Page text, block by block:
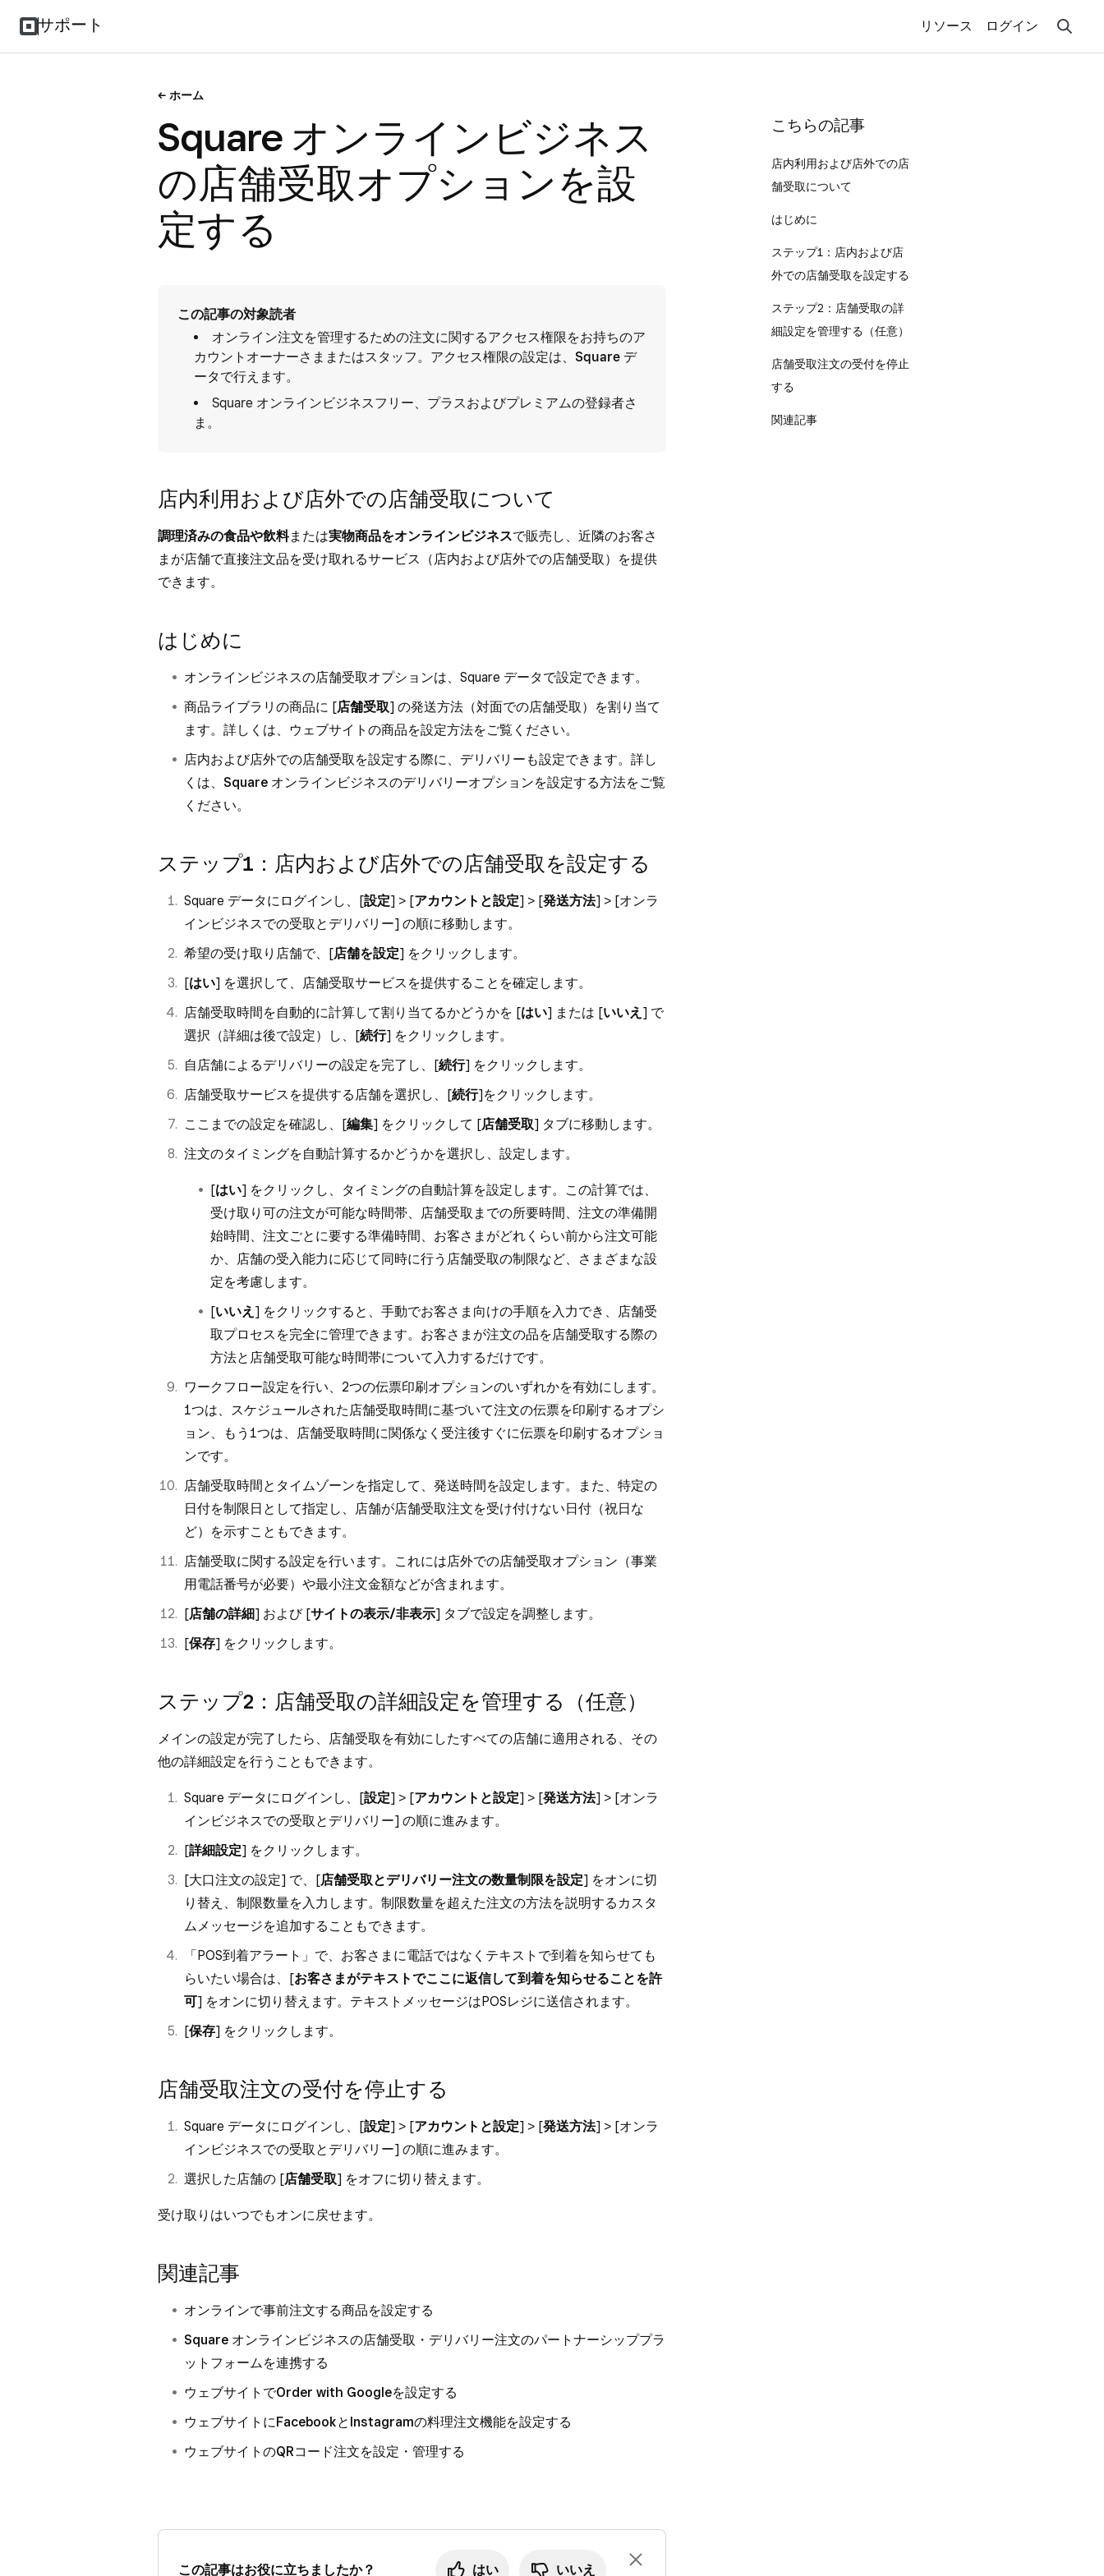
サポート リソース ログイン
ホーム
Square オンラインビジネス
の店舗受取オプションを設
定する
この記事の対象読者
オンライン注文を管理するための注文に関するアクセス権限をお持ちのア
カウントオーナーさままたはスタッフ。アクセス権限の設定は、 Square デ
ータで行えます。
Square オンラインビジネスフリー、プラスおよびプレミアムの登録者さ
ま。
店内利用および店外での店舗受取について
調理済みの食品や飲料または実物商品をオンラインビジネスで販売し、近隣のお客さ
まが店舗で直接注文品を受け取れるサービス（店内および店外での店舗受取）を提供
できます。
はじめに
オンラインビジネスの店舗受取オプションは、Square データで設定できます。
商品ライブラリの商品に [店舗受取] の発送方法（対面での店舗受取）を割り当て
ます。詳しくは、
ウェブサイトの商品を設定方法をご覧ください。
店内および店外での店舗受取を設定する際に、デリバリーも設定できます。詳し
くは、 Square オンラインビジネスのデリバリーオプションを設定する方法をご覧
ください。
ステップ1：店内および店外での店舗受取を設定する
Square データにログインし、[設定] > [アカウントと設定] > [発送方法] > [オンラ
インビジネスでの受取とデリバリー] の順に移動します。
希望の受け取り店舗で、[店舗を設定] をクリックします。
[はい] を選択して、店舗受取サービスを提供することを確定します。
店舗受取時間を自動的に計算して割り当てるかどうかを [はい] または [いいえ ] で
選択（詳細は後で設定）し、[続行] をクリックします。
自店舗によるデリバリーの設定を完了し、[続行] をクリックします。
店舗受取サービスを提供する店舗を選択し、[続行]をクリックします。
ここまでの設定を確認し、[編集] をクリックして [店舗受取] タブに移動します。
注文のタイミングを自動計算するかどうかを選択し、設定します。
[はい] をクリックし、タイミングの自動計算を設定します。この計算では、
受け取り可の注文が可能な時間帯、店舗受取までの所要時間、注文の準備開
始時間、注文ごとに要する準備時間、お客さまがどれくらい前から注文可能
か、店舗の受入能力に応じて同時に行う店舗受取の制限など、さまざまな設
定を考慮します。
[いいえ ] をクリックすると、手動でお客さま向けの手順を入力でき、店舗受
取プロセスを完全に管理できます。お客さまが注文の品を店舗受取する際の
方法と店舗受取可能な時間帯について入力するだけです。
ワークフロー設定を行い、2つの伝票印刷オプションのいずれかを有効にします。
1つは、スケジュールされた店舗受取時間に基づいて注文の伝票を印刷するオプシ
ョン、もう1つは、店舗受取時間に関係なく受注後すぐに伝票を印刷するオプショ
ンです。
店舗受取時間とタイムゾーンを指定して、発送時間を設定します。また、特定の
日付を制限日として指定し、店舗が店舗受取注文を受け付けない日付（祝日な
ど）を示すこともできます。
店舗受取に関する設定を行います。これには店外での店舗受取オプション（事業
用電話番号が必要）や最小注文金額などが含まれます。
[店舗の詳細] および [サイトの表示/非表示] タブで設定を調整します。
[保存] をクリックします。
ステップ2：店舗受取の詳細設定を管理する（任意）
メインの設定が完了したら、店舗受取を有効にしたすべての店舗に適用される、その
他の詳細設定を行うこともできます。
Square データにログインし、[設定] > [アカウントと設定] > [発送方法] > [オンラ
インビジネスでの受取とデリバリー] の順に進みます。
[詳細設定] をクリックします。
[大口注文の設定] で、[店舗受取とデリバリー注文の数量制限を設定] をオンに切
り替え、制限数量を入力します。制限数量を超えた注文の方法を説明するカスタ
ムメッセージを追加することもできます。
「POS到着アラート」で、お客さまに電話ではなくテキストで到着を知らせても
らいたい場合は、[お客さまがテキストでここに返信して到着を知らせることを許
可] をオンに切り替えます。テキストメッセージはPOSレジに送信されます。
[保存] をクリックします。
店舗受取注文の受付を停止する
Square データにログインし、[設定] > [アカウントと設定] > [発送方法] > [オンラ
インビジネスでの受取とデリバリー] の順に進みます。
選択した店舗の [店舗受取] をオフに切り替えます。
受け取りはいつでもオンに戻せます。
関連記事
オンラインで事前注文する商品を設定する
Square オンラインビジネスの店舗受取・デリバリー注文のパートナーシッププラ
ットフォームを連携する
ウェブサイトでOrder with Googleを設定する
ウェブサイトにFacebookとInstagramの料理注文機能を設定する
ウェブサイトのQRコード注文を設定・管理する
この記事はお役に立ちましたか？ はい いいえ
こちらの記事
店内利用および店外での店
舗受取について
はじめに
ステップ1：店内および店
外での店舗受取を設定する
ステップ2：店舗受取の詳
細設定を管理する（任意）
店舗受取注文の受付を停止
する
関連記事